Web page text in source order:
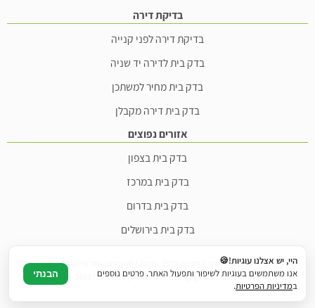
בדיקת דירה
בדיקת דירה לפני קנייה
בדק בית לדירה יד שניה
בדק בית מחיר למשתכן
בדק בית דירה מקבלן
אזורים נפוצים
בדק בית בצפון
בדק בית במרכז
בדק בית בדרום
בדק בית בירושלים
© כל הזכויות שמורות לאתר בדקליק 2022 - 2026 | משרדים: נחל איילון 20ב, צור יצחק |
דוא"ל: bedeclick.co.il@gmail.com | טלפון: 073-3488760
היי, יש אצלנו עוגיות!🍪
אנו משתמשים בעוגיות לשיפור ותפעול האתר. פרטים נוספים
במדיניות הפרטיות.
הבנתי